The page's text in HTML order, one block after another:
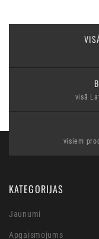
visā
visiem
KATEGORIJAS
Jaunumi
Apgaismojums